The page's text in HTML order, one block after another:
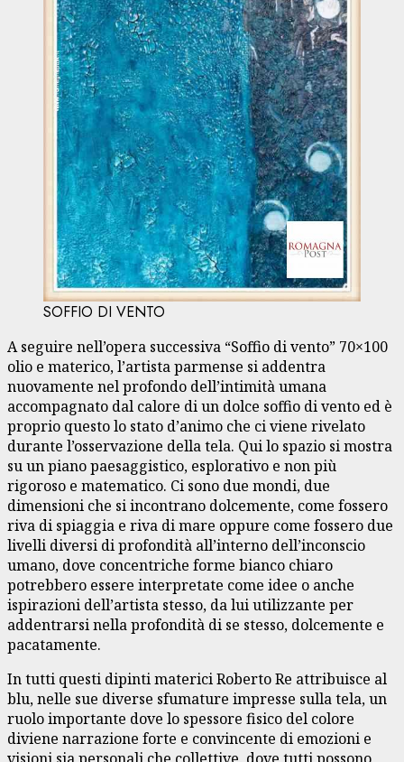
SOFFIO DI VENTO
A seguire nell’opera successiva “Soffio di vento” 70×100
olio e materico, l’artista parmense si addentra
nuovamente nel profondo dell’intimità umana
accompagnato dal calore di un dolce soffio di vento ed è
proprio questo lo stato d’animo che ci viene rivelato
durante l’osservazione della tela. Qui lo spazio si mostra
su un piano paesaggistico, esplorativo e non più
rigoroso e matematico. Ci sono due mondi, due
dimensioni che si incontrano dolcemente, come fossero
riva di spiaggia e riva di mare oppure come fossero due
livelli diversi di profondità all’interno dell’inconscio
umano, dove concentriche forme bianco chiaro
potrebbero essere interpretate come idee o anche
ispirazioni dell’artista stesso, da lui utilizzante per
addentrarsi nella profondità di se stesso, dolcemente e
pacatamente.
In tutti questi dipinti materici Roberto Re attribuisce al
blu, nelle sue diverse sfumature impresse sulla tela, un
ruolo importante dove lo spessore fisico del colore
diviene narrazione forte e convincente di emozioni e